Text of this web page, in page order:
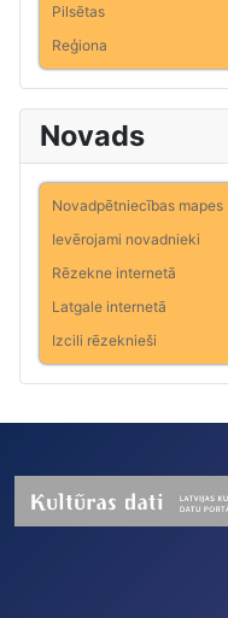
Pilsētas
Reģiona
Novads
Novadpētniecības mapes
Ievērojami novadnieki
Rēzekne internetā
Latgale internetā
Izcili rēzeknieši